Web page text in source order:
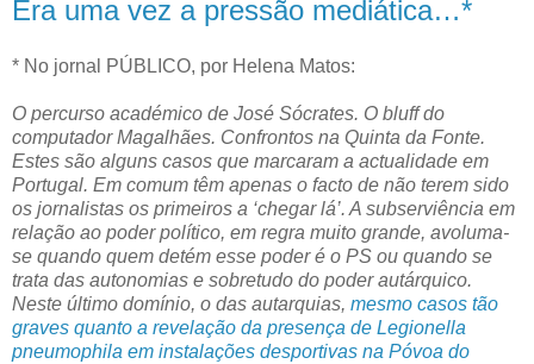
Era uma vez a pressão mediática…*
* No jornal PÚBLICO, por Helena Matos:
O percurso académico de José Sócrates. O bluff do
computador Magalhães. Confrontos na Quinta da Fonte.
Estes são alguns casos que marcaram a actualidade em
Portugal. Em comum têm apenas o facto de não terem sido
os jornalistas os primeiros a ‘chegar lá’. A subserviência em
relação ao poder político, em regra muito grande, avoluma-
se quando quem detém esse poder é o PS ou quando se
trata das autonomias e sobretudo do poder autárquico.
Neste último domínio, o das autarquias, mesmo casos tão
graves quanto a revelação da presença de Legionella
pneumophila em instalações desportivas na Póvoa do